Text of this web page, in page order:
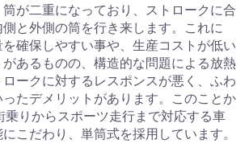
が二重になっており、ストロークに合
と外側の筒を行き来します。これに
確保しやすい事や、生産コストが低い
あるものの、構造的な問題による放熱
ークに対するレスポンスが悪く、ふわ
たデメリットがあります。このことか
乗りからスポーツ走行まで対応する車
こだわり、単筒式を採用しています。